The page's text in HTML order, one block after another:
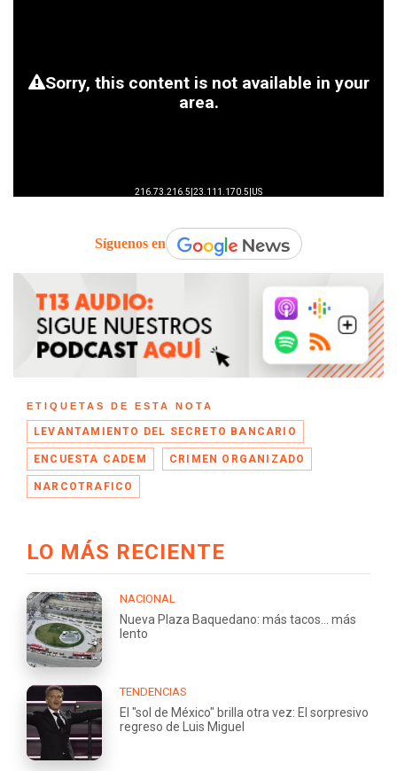
Síguenos en
ETIQUETAS DE ESTA NOTA
LEVANTAMIENTO DEL SECRETO BANCARIO
ENCUESTA CADEM CRIMEN ORGANIZADO
NARCOTRAFICO
LO MÁS RECIENTE
NACIONAL
Nueva Plaza Baquedano: más tacos... más
lento
TENDENCIAS
El "sol de México" brilla otra vez: El sorpresivo
regreso de Luis Miguel